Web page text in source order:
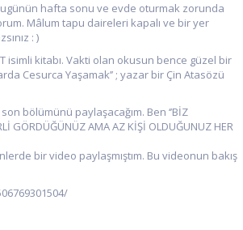
hafta sonu ve evde oturmak zorunda
Mâlum tapu daireleri kapalı ve bir yer
: )
isimli kitabı. Vakti olan okusun bence güzel bir
Cesurca Yaşamak’’ ; yazar bir Çin Atasözü
bölümünü paylaşacağım. Ben ‘’BİZ
GÖRDÜĞÜNÜZ AMA AZ KİŞİ OLDUĞUNUZ HER
bir video paylaşmıştım. Bu videonun bakış